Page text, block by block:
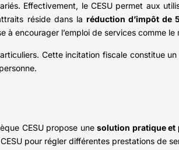
Effectivement, le CESU permet aux
réside dans la réduction d’impôt de
à encourager l’emploi de services comme le
Cette incitation fiscale constitue un
CESU propose unesolution pratique et
pour régler différentes prestations de